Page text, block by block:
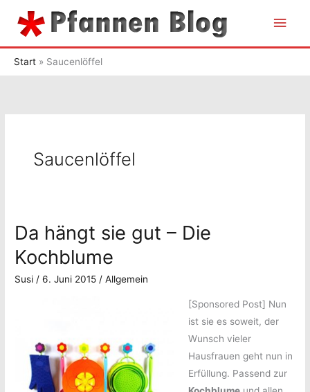
Inhalt
Start Saucenlöffel
Saucenlöffel
Da hängt sie gut – Die
Kochblume
Susi /6. Juni 2015 /Allgemein
[Sponsored Post] Nun
ist sie es soweit, der
Wunsch vieler
Hausfrauen geht nun in
Erfüllung. Passend zur